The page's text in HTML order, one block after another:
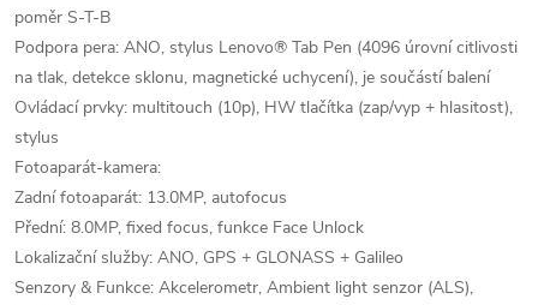
poměr S-T-B
Podpora pera: ANO, stylus Lenovo® Tab Pen (4096 úrovní citlivosti
na tlak, detekce sklonu, magnetické uchycení), je součástí balení
Ovládací prvky: multitouch (10p), HW tlačítka (zap/vyp + hlasitost),
stylus
Fotoaparát-kamera:
Zadní fotoaparát: 13.0MP, autofocus
Přední: 8.0MP, fixed focus, funkce Face Unlock
Lokalizační služby: ANO, GPS + GLONASS + Galileo
Senzory & Funkce: Akcelerometr, Ambient light senzor (ALS),